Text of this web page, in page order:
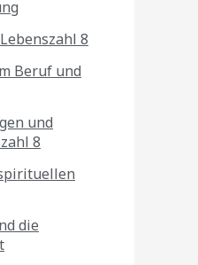
8
Beruf und
und
8
die